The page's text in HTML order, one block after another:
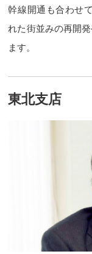
幹線開通も合わせ
れた街並みの再開
ます。
東北支店